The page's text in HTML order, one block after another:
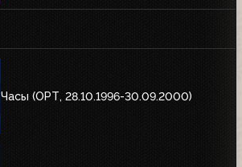
Часы (ОРТ, 28.10.1996-30.09.2000)